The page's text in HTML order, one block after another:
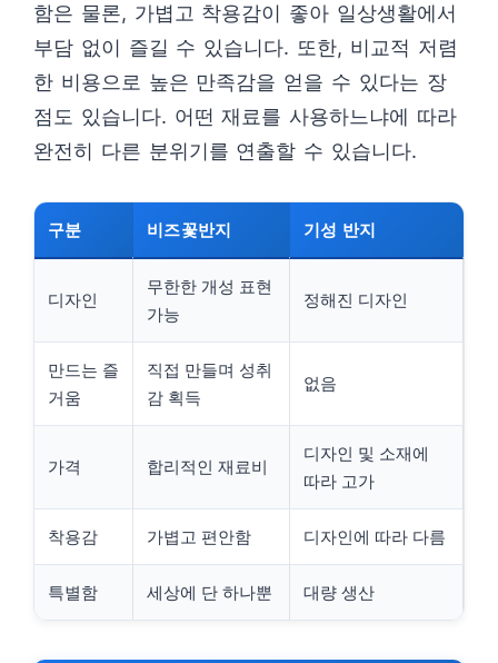
함은 물론, 가볍고 착용감이 좋아 일상생활에서
부담 없이 즐길 수 있습니다. 또한, 비교적 저렴
한 비용으로 높은 만족감을 얻을 수 있다는 장
점도 있습니다. 어떤 재료를 사용하느냐에 따라
완전히 다른 분위기를 연출할 수 있습니다.
구분 비즈꽃반지 기성 반지
디자인
무한한 개성 표현
가능
정해진 디자인
만드는 즐
거움
직접 만들며 성취
감 획득
없음
가격 합리적인 재료비
디자인 및 소재에
따라 고가
착용감 가볍고 편안함 디자인에 따라 다름
특별함 세상에 단 하나뿐 대량 생산